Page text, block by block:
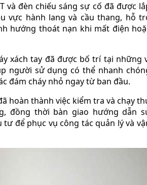
và đèn chiếu sáng sự cố đã được
vực hành lang và cầu thang, hỗ
hướng thoát nạn khi mất điện
xách tay đã được bố trí tại những
người sử dụng có thể nhanh
đám cháy nhỏ ngay từ ban đầu.
hoàn thành việc kiểm tra và chạy
đồng thời bàn giao hướng dẫn
tư để phục vụ công tác quản lý và